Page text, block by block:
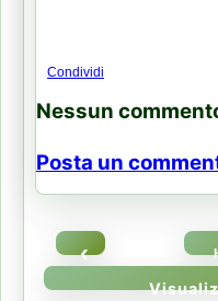
Condividi
Nessun
Posta un
‹